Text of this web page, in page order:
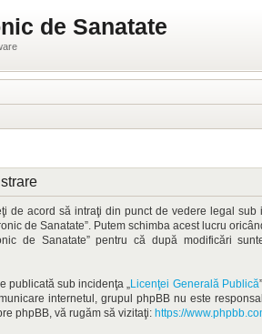
de Sanatate
de acord să intraţi din punct de vedere legal
de Sanatate”. Putem schimba acest lucru
de Sanatate” pentru că după modificări
publicată sub incidenţa „ Licenţei Generală Publică
internetul, grupul phpBB nu este
phpBB, vă rugăm să vizitaţi: https://